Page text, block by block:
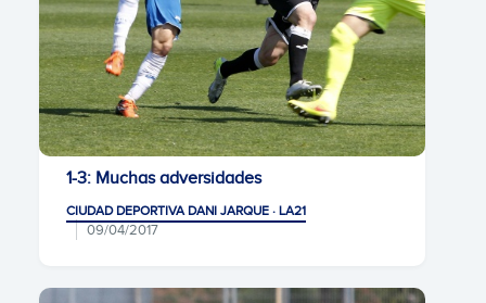
1-3: Muchas adversidades
CIUDAD DEPORTIVA DANI JARQUE · LA21
09/04/2017